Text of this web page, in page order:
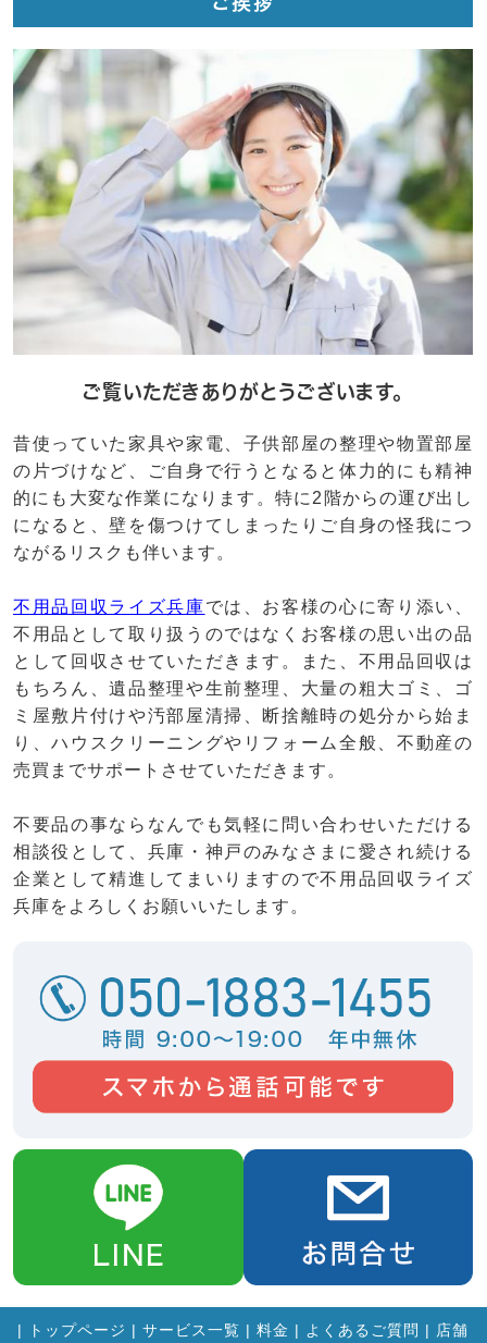
ご覧いただきありがとうございます。
昔使っていた家具や家電、子供部屋の整理や物置部屋
の片づけなど、ご自身で行うとなると体力的にも精神
的にも大変な作業になります。特に2階からの運び出し
になると、壁を傷つけてしまったりご自身の怪我につ
ながるリスクも伴います。
不用品回収ライズ兵庫では、お客様の心に寄り添い、
不用品として取り扱うのではなくお客様の思い出の品
として回収させていただきます。また、不用品回収は
もちろん、遺品整理や生前整理、大量の粗大ゴミ、ゴ
ミ屋敷片付けや汚部屋清掃、断捨離時の処分から始ま
り、ハウスクリーニングやリフォーム全般、不動産の
売買までサポートさせていただきます。
不要品の事ならなんでも気軽に問い合わせいただける
相談役として、兵庫・神戸のみなさまに愛され続ける
企業として精進してまいりますので不用品回収ライズ
兵庫をよろしくお願いいたします。
| トップページ | サービス一覧 | 料金 | よくあるご質問 | 店舗